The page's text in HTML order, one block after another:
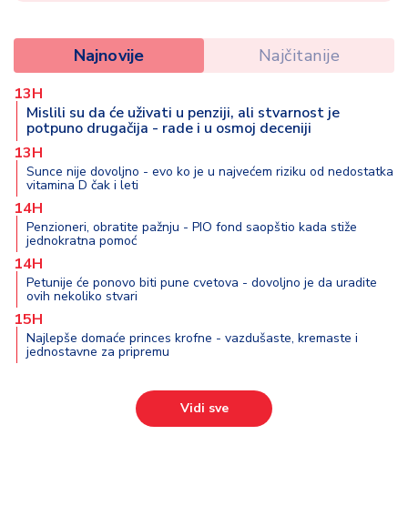
Najnovije Najčitanije
13H
Mislili su da će uživati u penziji, ali stvarnost je
potpuno drugačija - rade i u osmoj deceniji
13H
Sunce nije dovoljno - evo ko je u najvećem riziku od nedostatka
vitamina D čak i leti
14H
Penzioneri, obratite pažnju - PIO fond saopštio kada stiže
jednokratna pomoć
14H
Petunije će ponovo biti pune cvetova - dovoljno je da uradite
ovih nekoliko stvari
15H
Najlepše domaće princes krofne - vazdušaste, kremaste i
jednostavne za pripremu
Vidi sve